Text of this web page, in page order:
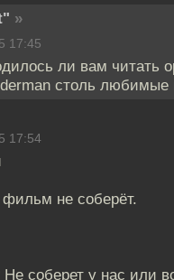
»
17:45
ли вам читать
столь
17:54
фильм не соберёт.
соберет у нас или